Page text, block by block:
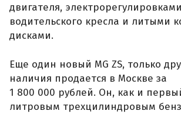
двигателя, электрорегулировками
водительского кресла и литыми
дисками.
Еще один новый MG ZS, только
наличия продается в Москве за
1 800 000 рублей. Он, как и
литровым трехцилиндровым